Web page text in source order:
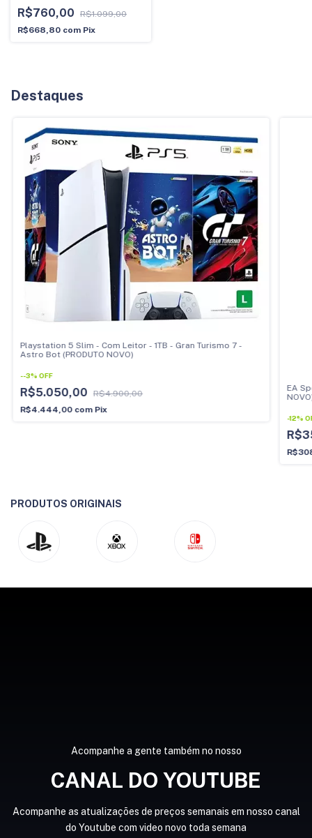
R$760,00
R$1.099,00
R$668,80 com Pix
Destaques
Playstation 5 Slim - Com Leitor - 1TB - Gran Turismo 7 -
Astro Bot (PRODUTO NOVO)
--3% OFF
R$5.050,00
R$4.900,00
R$4.444,00 com Pix
EA
-12%
PRODUTOS ORIGINAIS
Acompanhe a gente também no nosso
CANAL DO YOUTUBE
Acompanhe as atualizações de preços semanais em nosso canal
do Youtube com video novo toda semana